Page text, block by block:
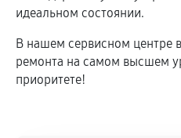
идеальном состоянии.
В нашем сервисном центре
ремонта на самом высшем
приоритете!